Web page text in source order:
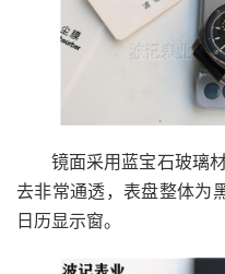
镜面采用蓝宝石玻璃
去非常通透，表盘整体为
日历显示窗。